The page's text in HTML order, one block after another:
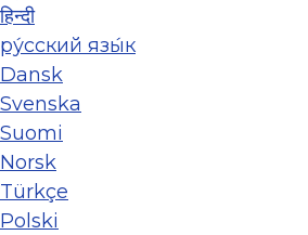
हिन्दी
ру́сский язы́к
Dansk
Svenska
Suomi
Norsk
Türkçe
Polski